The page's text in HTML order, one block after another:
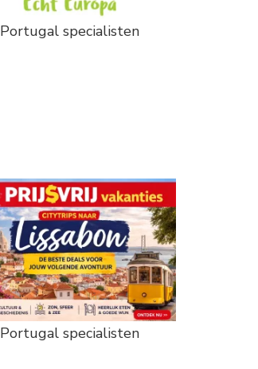
Portugal specialisten
Portugal specialisten